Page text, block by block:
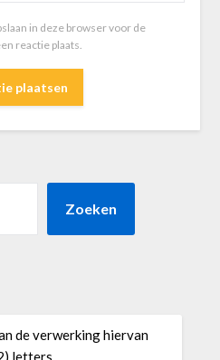
in deze browser voor de
reactie plaats.
Zoeken
de verwerking hiervan
letters